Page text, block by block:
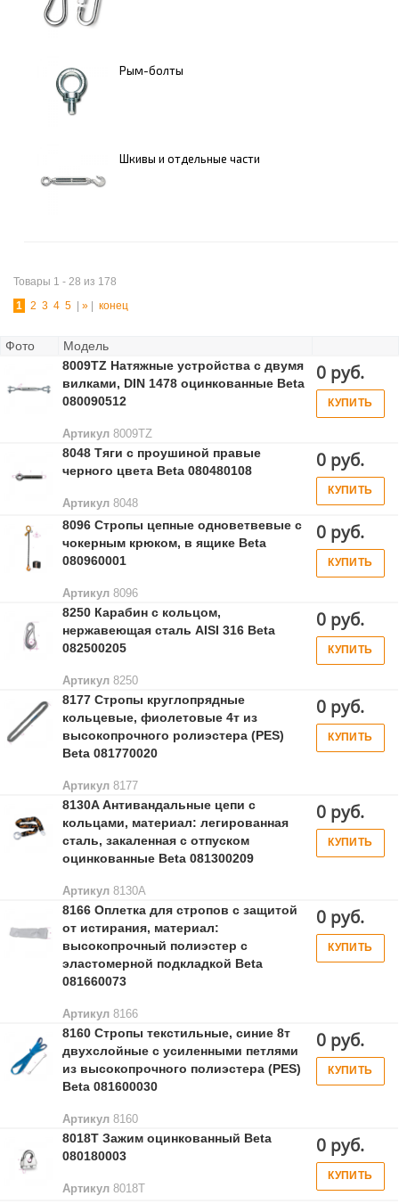
Рым-болты
Шкивы и отдельные части
Товары 1 - 28 из 178
1
2 3 4 5 » конец
Фото
Модель
8009TZ Натяжные устройства с двумя
вилками, DIN 1478 оцинкованные Beta
080090512
Артикул 8009TZ
0 руб.
КУПИТЬ
8048 Тяги с проушиной правые
черного цвета Beta 080480108
Артикул 8048
0 руб.
КУПИТЬ
8096 Стропы цепные одноветвевые с
чокерным крюком, в ящике Beta
080960001
Артикул 8096
0 руб.
КУПИТЬ
8250 Карабин с кольцом,
нержавеющая сталь AISI 316 Beta
082500205
Артикул 8250
0 руб.
КУПИТЬ
8177 Стропы круглопрядные
кольцевые, фиолетовые 4т из
высокопрочного ролиэстера (PES)
Beta 081770020
Артикул 8177
0 руб.
КУПИТЬ
8130A Антивандальные цепи с
кольцами, материал: легированная
сталь, закаленная с отпуском
оцинкованные Beta 081300209
Артикул 8130A
0 руб.
КУПИТЬ
8166 Оплетка для стропов с защитой
от истирания, материал:
высокопрочный полиэстер с
эластомерной подкладкой Beta
081660073
Артикул 8166
0 руб.
КУПИТЬ
8160 Стропы текстильные, синие 8т
двухслойные с усиленными петлями
из высокопрочного полиэстера (PES)
Beta 081600030
Артикул 8160
0 руб.
КУПИТЬ
8018T Зажим оцинкованный Beta
080180003
Артикул 8018T
0 руб.
КУПИТЬ